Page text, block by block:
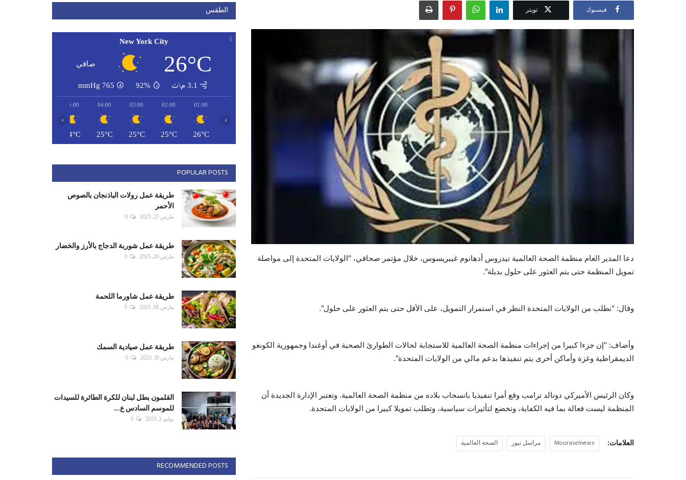
فيسبوك تويتر
دعا المدير العام منظمة الصحة العالمية تيدروس أدهانوم غيبريسوس، خلال مؤتمر صحافي، "الولايات المتحدة إلى مواصلة
تمويل المنظمة حتى يتم العثور على حلول بديلة".
وقال: "نطلب من الولايات المتحدة النظر في استمرار التمويل، على الأقل حتى يتم العثور على حلول".
وأضاف: "إن جزءا كبيرا من إجراءات منظمة الصحة العالمية للاستجابة لحالات الطوارئ الصحية في أوغندا وجمهورية الكونغو
الديمقراطية وغزة وأماكن أخرى يتم تنفيذها بدعم مالي من الولايات المتحدة".
وكان الرئيس الأميركي دونالد ترامب وقع أمرا تنفيذيا بانسحاب بلاده من منظمة الصحة العالمية. وتعتبر الإدارة الجديدة أن
المنظمة ليست فعالة بما فيه الكفاية، وتخضع لتأثيرات سياسية، وتطلب تمويلا كبيرا من الولايات المتحدة.
العلامات: Mouraselnews مراسل نيوز الصحة العالمية
الطقس
New York City
26°C صافي
3.1 م\ث 92%
765
mmHg
01:00
26°C
02:00
25°C
03:00
25°C
04:00
25°C
05:00
24°C
‹ ›
POPULAR POSTS
طريقة عمل رولات الباذنجان بالصوص
الأحمر
مارس 21, 2025 0
طريقة عمل شوربة الدجاج بالأرز والخضار
مارس 20, 2025 0
طريقة عمل شاورما اللحمة
مارس 18, 2025 0
طريقة عمل صيادية السمك
مارس 19, 2025 0
القلمون بطل لبنان للكرة الطائرة للسيدات
للموسم السادس ع...
يوليو 3, 2025 0
RECOMMENDED POSTS